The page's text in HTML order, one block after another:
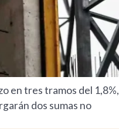
en tres tramos del 1,8%,
dos sumas no